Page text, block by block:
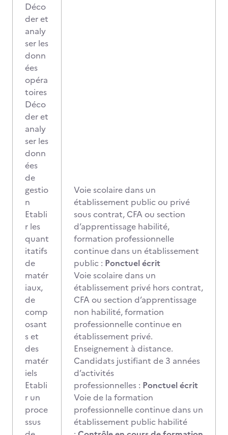
Déco
der et
analy
ser les
donn
ées
opéra
toires
Déco
der et
analy
ser les
donn
ées
de
gestio
n
Etabli
r les
quant
itatifs
de
matér
iaux,
de
comp
osant
s et
des
matér
iels
Etabli
r un
proce
ssus
Voie scolaire dans un
établissement public ou privé
sous contrat, CFA ou section
d’apprentissage habilité,
formation professionnelle
continue dans un établissement
public : Ponctuel écrit
Voie scolaire dans un
établissement privé hors contrat,
CFA ou section d’apprentissage
non habilité, formation
professionnelle continue en
établissement privé.
Enseignement à distance.
Candidats justifiant de 3 années
d’activités
professionnelles : Ponctuel écrit
Voie de la formation
professionnelle continue dans un
établissement public habilité